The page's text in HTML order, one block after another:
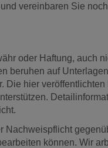
vereinbaren Sie
oder Haftung, auch
beruhen auf
Die hier
Nachweispflicht
können. Wir